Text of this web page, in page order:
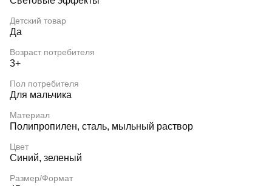
Детский товар
Да
Возраст потребителя
3+
Пол потребителя
Для мальчика
Материал
Полипропилен, сталь, мыльный раствор
Цвет
Синий, зеленый
Размер/Формат